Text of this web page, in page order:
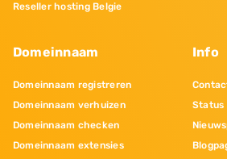
Reseller hosting Belgie
Domeinnaam
Domeinnaam registreren
Domeinnaam verhuizen
Domeinnaam checken
Domeinnaam extensies
Info
Status